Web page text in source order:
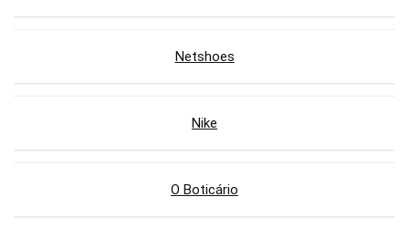
Netshoes
Nike
O Boticário